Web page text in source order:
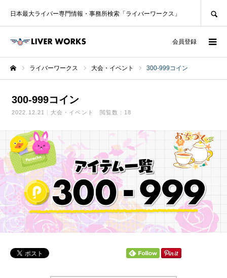
日本最大ライバー専門情報・事務所検索「ライバーワークス」
会員登録
ライバーワークス 大会・イベント 300-999コイン
300-999コイン
2022.12.21 大会・イベント 閲覧数：18